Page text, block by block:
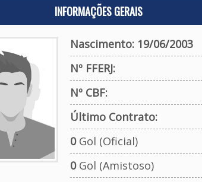
INFORMAÇÕES GERAIS
Nascimento: 19/06/2003
Nº FFERJ:
Nº CBF:
Último Contrato:
0Gol (Oficial)
0Gol (Amistoso)